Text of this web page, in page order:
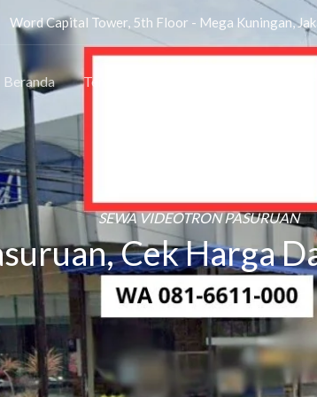
Word Capital Tower, 5th Floor - Mega Kuningan,
Beranda Tentang
SEWA VIDEOTRON PASURUAN
Cek Harga